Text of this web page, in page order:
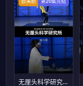
无厘头科学研究所第六季